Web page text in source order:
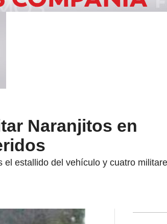
Naranjitos en
estallido del vehículo y cuatro